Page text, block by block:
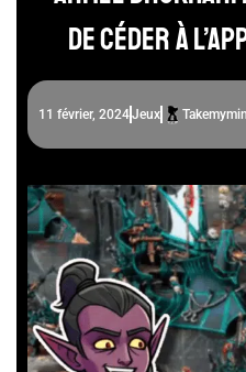
De Céder À
11 février, 2024Jeux